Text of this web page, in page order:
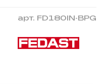
арт. FD180IN-BPG